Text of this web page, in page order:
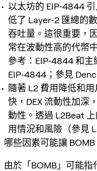
以太坊的 EIP‑4844
低了 Layer‑2 匯總的
吞吐量。這很重要，
常在波動性高的代幣
參考：EIP‑4844 和
EIP‑4844；參見
隨著 L2 費用降低和
快，DEX 流動性加深
動性。透過 L2Beat
用情況和風險（參見
哪些因素可能讓
由於「BOMB」可能